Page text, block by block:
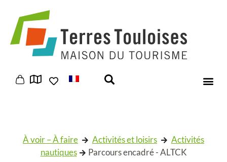
À voir – À faire Activités et loisirs
Activités
nautiques
Parcours encadré - ALTCK